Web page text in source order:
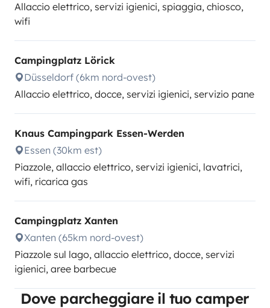
Allaccio elettrico, servizi igienici, spiaggia, chiosco,
wifi
Campingplatz Lörick
Düsseldorf (6km nord-ovest)
Allaccio elettrico, docce, servizi igienici, servizio pane
Knaus Campingpark Essen-Werden
Essen (30km est)
Piazzole, allaccio elettrico, servizi igienici, lavatrici,
wifi, ricarica gas
Campingplatz Xanten
Xanten (65km nord-ovest)
Piazzole sul lago, allaccio elettrico, docce, servizi
igienici, aree barbecue
Dove parcheggiare il tuo camper